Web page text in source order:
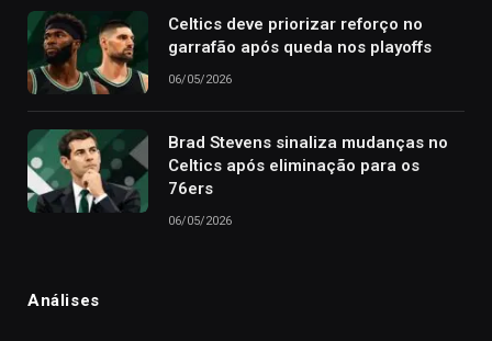
Celtics deve priorizar reforço no
garrafão após queda nos playoffs
06/05/2026
Brad Stevens sinaliza mudanças no
Celtics após eliminação para os
76ers
06/05/2026
Análises